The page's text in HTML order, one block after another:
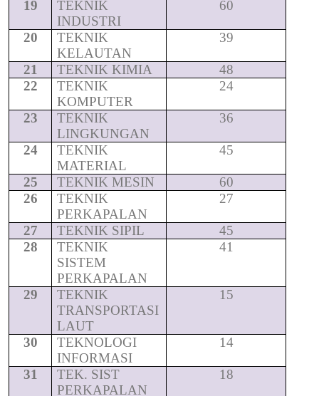
19
TEKNIK
INDUSTRI
60
20
TEKNIK
KELAUTAN
39
21 TEKNIK KIMIA
48
22
TEKNIK
KOMPUTER
24
23
TEKNIK
LINGKUNGAN
36
24
TEKNIK
MATERIAL
45
25 TEKNIK MESIN
60
26
TEKNIK
PERKAPALAN
27
27 TEKNIK SIPIL
45
28
TEKNIK
SISTEM
PERKAPALAN
41
29
TEKNIK
TRANSPORTASI
LAUT
15
30
TEKNOLOGI
INFORMASI
14
31
TEK. SIST
PERKAPALAN
18